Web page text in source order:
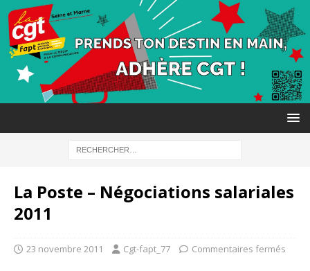
La Poste – Négociations salariales
2011
23 novembre 2011 Cgt-fapt_77 Commentaires fermés